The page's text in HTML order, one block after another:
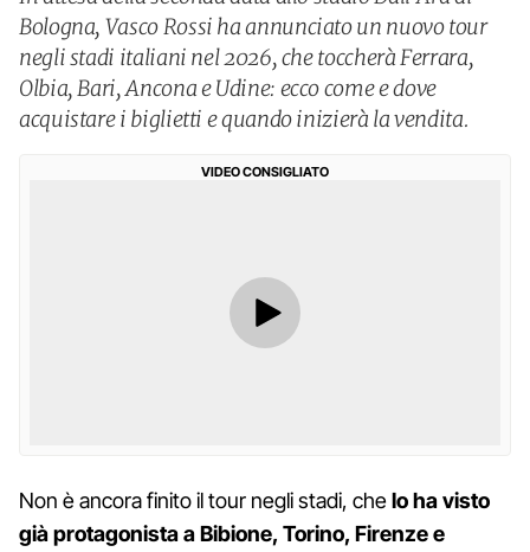
Bologna, Vasco Rossi ha annunciato un nuovo tour
negli stadi italiani nel 2026, che toccherà Ferrara,
Olbia, Bari, Ancona e Udine: ecco come e dove
acquistare i biglietti e quando inizierà la vendita.
VIDEO CONSIGLIATO
Non è ancora finito il tour negli stadi, chelo ha visto
già protagonista a Bibione, Torino, Firenze e